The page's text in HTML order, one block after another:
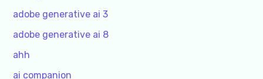
adobe generative ai 3
adobe generative ai 8
ahh
ai companion